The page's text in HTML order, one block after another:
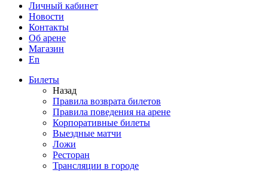
Личный кабинет
Новости
Контакты
Об арене
Магазин
En
Билеты
Назад
Правила возврата билетов
Правила поведения на арене
Корпоративные билеты
Выездные матчи
Ложи
Ресторан
Трансляции в городе